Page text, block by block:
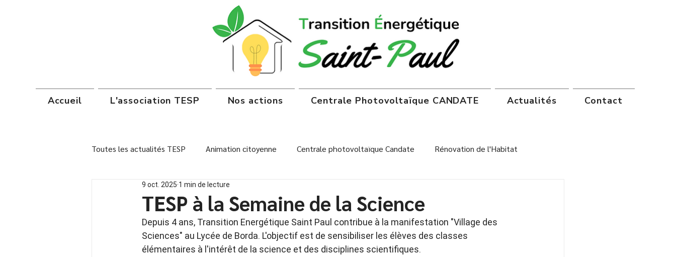
Accueil L'association TESP Nos actions Centrale Photovoltaïque CANDATE Actualités Contact
Toutes les actualités TESP Animation citoyenne Centrale photovoltaïque Candate Rénovation de l'Habitat
Institutions scolaires Autoconsommation
TESP à la Semaine de la Science
9 oct. 2025 1 min de lecture
Depuis 4 ans, Transition Energétique Saint Paul contribue à la manifestation "Village des
Sciences" au Lycée de Borda. L'objectif est de sensibiliser les élèves des classes
élémentaires à l'intérêt de la science et des disciplines scientifiques.